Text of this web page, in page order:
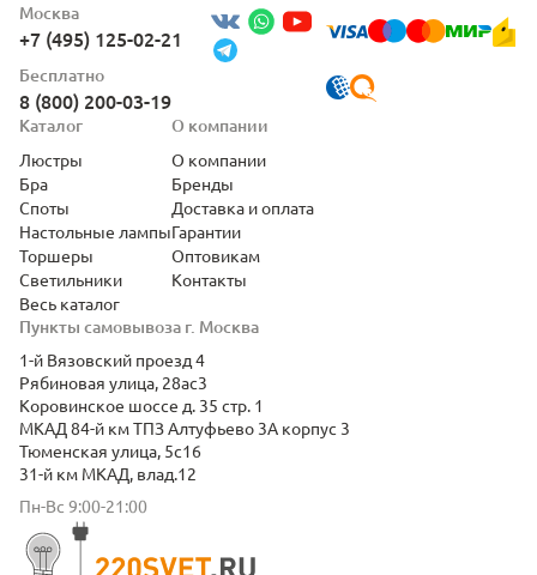
Москва
+7 (495) 125-02-21
Бесплатно
8 (800) 200-03-19
Пункты самовывоза г. Москва
1-й Вязовский проезд 4
Рябиновая улица, 28ас3
Коровинское шоссе д. 35 стр. 1
МКАД 84-й км ТПЗ Алтуфьево 3А корпус 3
Тюменская улица, 5с16
31-й км МКАД, влад.12
Пн-Вс 9:00-21:00
Каталог
Люстры
Бра
Споты
Настольные лампы
Торшеры
Светильники
Весь каталог
О компании
О компании
Бренды
Доставка и оплата
Гарантии
Оптовикам
Контакты